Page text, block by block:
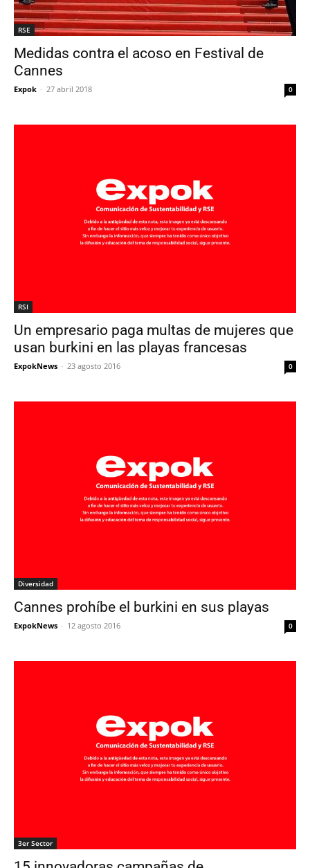
RSE
Medidas contra el acoso en Festival de
Cannes
Expok - 27 abril 2018 0
RSI
Un empresario paga multas de mujeres que
usan burkini en las playas francesas
ExpokNews - 23 agosto 2016 0
Diversidad
Cannes prohíbe el burkini en sus playas
ExpokNews - 12 agosto 2016 0
3er Sector